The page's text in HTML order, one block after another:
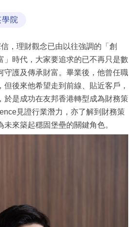
院
，理財觀念已由以往強調的「創
」時代，大家要追求的已不再只是數
守護及傳承財富。畢業後，他曾任職
後來他希望走到前線、貼近客戶，
於是成功在友邦香港轉型成為財務策
見證行業潛力，亦了解到財務策
來築起穩固堡壘的關鍵角色。